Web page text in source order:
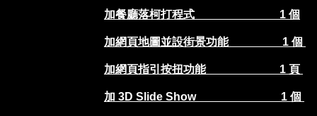
加餐廳落柯打程式 1 個
加網頁地圖並設街景功能 1 個
加網頁指引按扭功能1 頁
加 3D Slide Show 1 個